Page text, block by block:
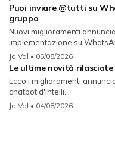
Puoi inviare @tutti su
gruppo
Nuovi miglioramenti
implementazione su
Jo Val • 05/08/2026
Le ultime novità rilasciate
Ecco i miglioramenti
chatbot d'intelli...
Jo Val • 04/08/2026